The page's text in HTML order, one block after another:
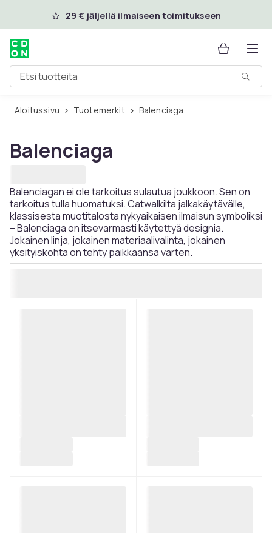
Ohita ja siirry pääsisältöön
29 € jäljellä ilmaiseen toimitukseen
Etsi tuotteita
Aloitussivu Tuotemerkit Balenciaga
Balenciaga
Balenciagan ei ole tarkoitus sulautua joukkoon. Sen on
tarkoitus tulla huomatuksi. Catwalkilta jalkakäytävälle,
klassisesta muotitalosta nykyaikaisen ilmaisun symboliksi
– Balenciaga on itsevarmasti käytettyä designia.
Jokainen linja, jokainen materiaalivalinta, jokainen
yksityiskohta on tehty paikkaansa varten.